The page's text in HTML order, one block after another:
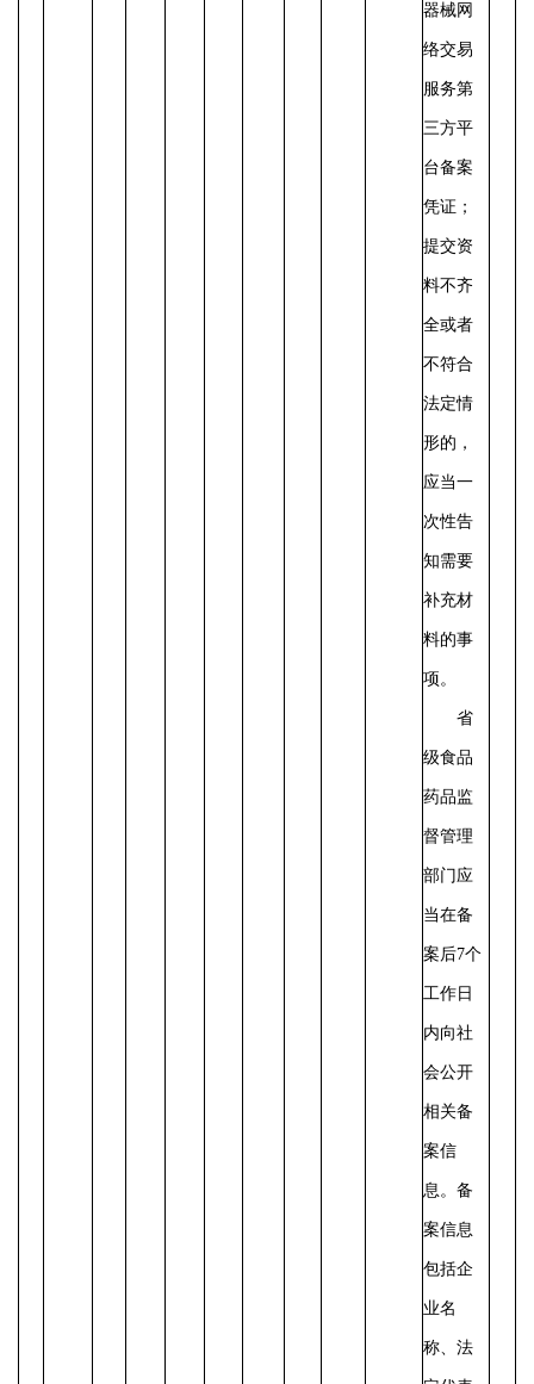
器械网
络交易
服务第
三方平
台备案
凭证；
提交资
料不齐
全或者
不符合
法定情
形的，
应当一
次性告
知需要
补充材
料的事
项。
省
级食品
药品监
督管理
部门应
当在备
案后7个
工作日
内向社
会公开
相关备
案信
息。备
案信息
包括企
业名
称、法